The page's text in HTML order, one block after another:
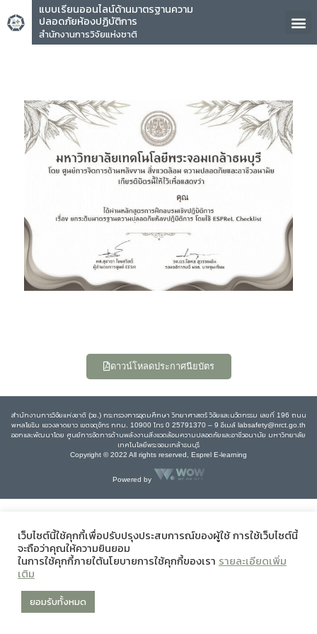
แบบเรียนออนไลน์ด้านมาตรฐานความ
ปลอดภัยห้องปฏิบัติการ
สำนักงานการวิจัยแห่งชาติ
คุณ
ดาวน์โหลดประกาศนียบัตร
สำนักงานการวิจัยแห่งชาติ (วช.) กระทรวงการอุดมศึกษา วิทยาศาสตร์ วิจัยและนวัตกรรม เลขที่ 196 ถนน
พหลโยธิน แขวงลาดยาว เขตจตุจักร กทม. 10900 โทร 0 25791370 – 9 อีเมล์ labsafety@nrct.go.th
ออกและพัฒนาโดย ศูนย์การจัดการด้านพลังงานสิ่งแวดล้อมความปลอดภัยและอาชีวอนามัย มหาวิทยาลัย
เทคโนโลยีพระจอมเกล้าธนบุรี
Copyright © 2022 All rights reserved, Esprel E-learning
Powered by
เว็บไซต์นี้ใช้คุกกี้เพื่อปรับปรุงประสบการณ์ของผู้ใช้ การใช้เว็บไซต์นี้
จะถือว่าคุณให้ความยินยอม
ในการใช้คุกกี้ภายใต้นโยบายการใช้คุกกี้ของเรา รายละเอียดเพิ่ม
เติม
ยอมรับทั้งหมด